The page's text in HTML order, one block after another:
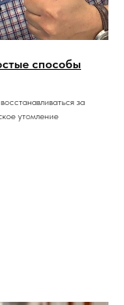
способы
за
утомление